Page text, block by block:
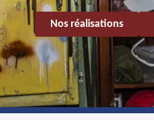
Nos réalisations